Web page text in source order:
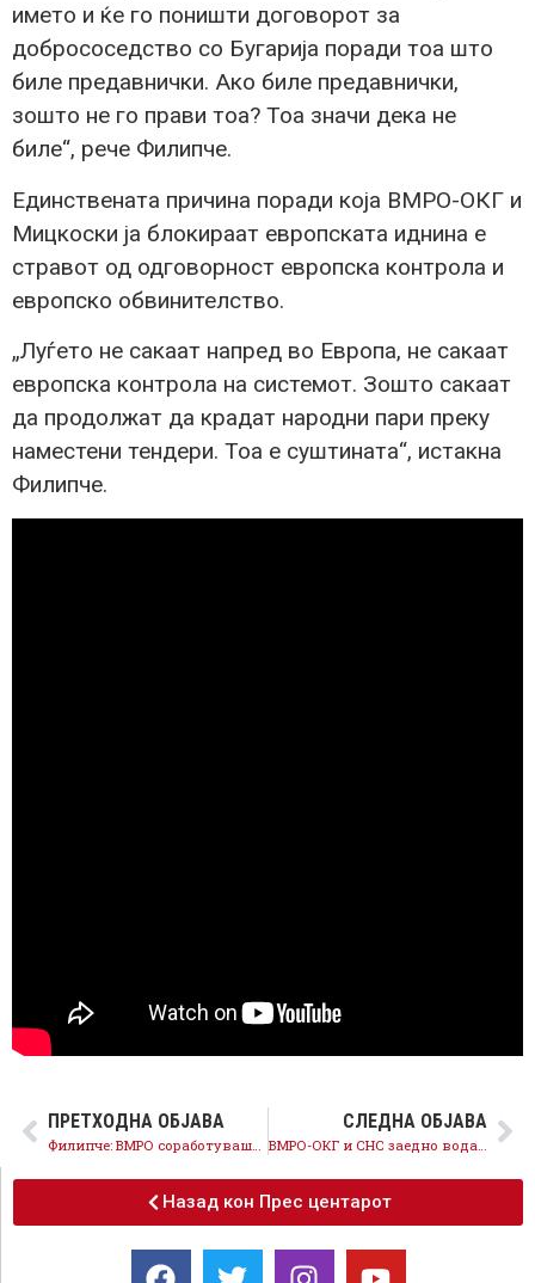
името и ќе го поништи договорот за
добрососедство со Бугарија поради тоа што
биле предавнички. Ако биле предавнички,
зошто не го прави тоа? Тоа значи дека не
биле“, рече Филипче.
Единствената причина поради која ВМРО-ОКГ и
Мицкоски ја блокираат европската иднина е
стравот од одговорност европска контрола и
европско обвинителство.
„Луѓето не сакаат напред во Европа, не сакаат
европска контрола на системот. Зошто сакаат
да продолжат да крадат народни пари преку
наместени тендери. Тоа е суштината“, истакна
Филипче.
ПРЕТХОДНА ОБЈАВА СЛЕДНА ОБЈАВА
Назад кон Прес центарот